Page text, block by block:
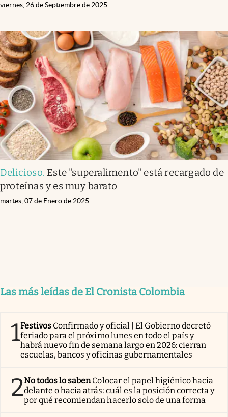
viernes, 26 de Septiembre de 2025
Delicioso. Este "superalimento" está recargado de
proteínas y es muy barato
martes, 07 de Enero de 2025
Las más leídas de El Cronista Colombia
1Festivos Confirmado y oficial | El Gobierno decretó
feriado para el próximo lunes en todo el país y
habrá nuevo fin de semana largo en 2026: cierran
escuelas, bancos y oficinas gubernamentales
2No todos lo sabenColocar el papel higiénico hacia
delante o hacia atrás: cuál es la posición correcta y
por qué recomiendan hacerlo solo de una forma